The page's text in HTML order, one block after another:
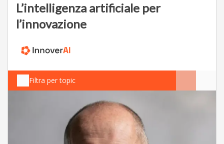
L’intelligenza artificiale per
l’innovazione
Filtra per topic